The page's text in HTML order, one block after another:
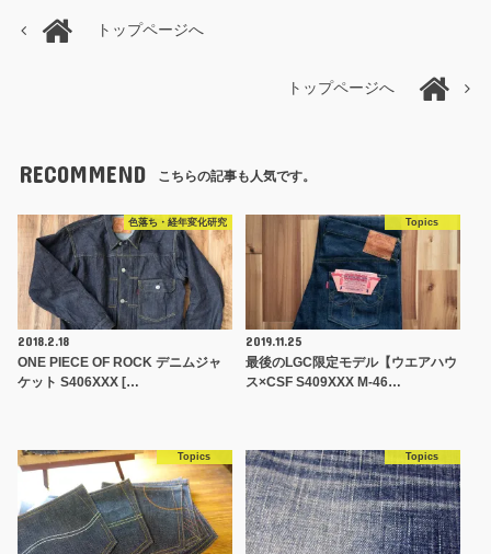
トップページへ
トップページへ
RECOMMEND こちらの記事も人気です。
色落ち・経年変化研究
2018.2.18
ONE PIECE OF ROCK デニムジャ
ケット S406XXX […
Topics
2019.11.25
最後のLGC限定モデル【ウエアハウ
ス×CSF S409XXX M-46…
Topics Topics